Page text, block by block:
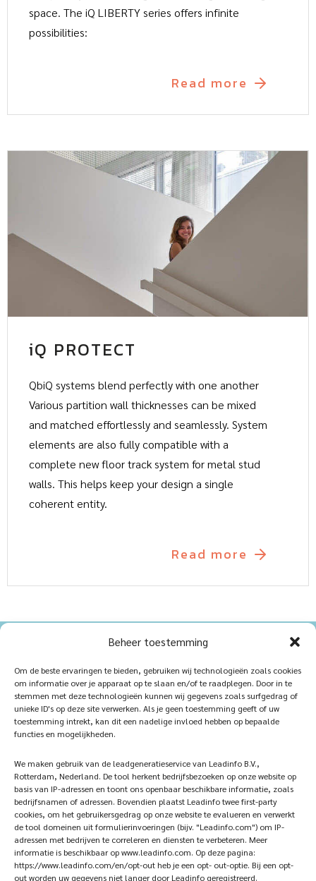
Beheer toestemming
Om de beste ervaringen te bieden, gebruiken wij technologieën zoals cookies
om informatie over je apparaat op te slaan en/of te raadplegen. Door in te
stemmen met deze technologieën kunnen wij gegevens zoals surfgedrag of
unieke ID's op deze site verwerken. Als je geen toestemming geeft of uw
toestemming intrekt, kan dit een nadelige invloed hebben op bepaalde
functies en mogelijkheden.
We maken gebruik van de leadgeneratieservice van Leadinfo B.V.,
Rotterdam, Nederland. De tool herkent bedrijfsbezoeken op onze website op
basis van IP-adressen en toont ons openbaar beschikbare informatie, zoals
bedrijfsnamen of adressen. Bovendien plaatst Leadinfo twee first-party
cookies, om het gebruikersgedrag op onze website te evalueren en verwerkt
de tool domeinen uit formulierinvoeringen (bijv. "Leadinfo.com") om IP-
adressen met bedrijven te correleren en diensten te verbeteren. Meer
informatie is beschikbaar op www.leadinfo.com. Op deze pagina:
https://www.leadinfo.com/en/opt-out heb je een opt- out-optie. Bij een opt-
out worden uw gegevens niet langer door Leadinfo geregistreerd.
space. The iQ LIBERTY series offers infinite
possibilities:
Read more
iQ PROTECT
QbiQ systems blend perfectly with one another
Various partition wall thicknesses can be mixed
and matched effortlessly and seamlessly. System
elements are also fully compatible with a
complete new floor track system for metal stud
walls. This helps keep your design a single
coherent entity.
Read more
Home
Products
iQ Atelier
References
Sustainablility
Vacancies
Contact
Veelgestelde vragen
Follow Us Subscribe now!